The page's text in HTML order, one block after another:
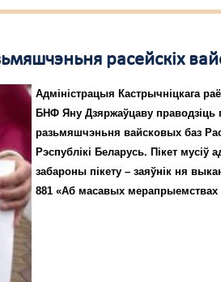
расейскіх
Адміністрацыя Кастрычніцкага
БНФ Яну Дзяржаўцаву праводзіць
разьмяшчэньня вайсковых баз
Рэспублікі Беларусь. Пікет
забароны пікету – заяўнік ня
881 «Аб масавых мерапрыемствах